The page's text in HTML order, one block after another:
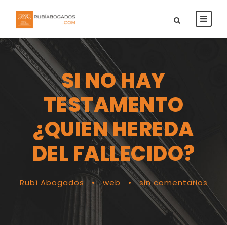
SI NO HAY
TESTAMENTO
¿QUIEN HEREDA
DEL FALLECIDO?
Rubí Abogados • web • sin comentarios